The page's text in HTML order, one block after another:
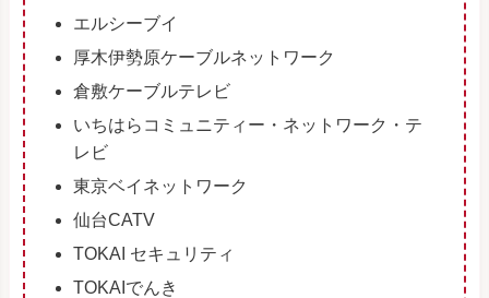
エルシーブイ
厚木伊勢原ケーブルネットワーク
倉敷ケーブルテレビ
いちはらコミュニティー・ネットワーク・テ
レビ
東京ベイネットワーク
仙台CATV
TOKAI セキュリティ
TOKAIでんき